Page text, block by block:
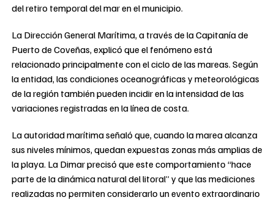
del retiro temporal del mar en el municipio.
La Dirección General Marítima, a través de la Capitanía de
Puerto de Coveñas, explicó que el fenómeno está
relacionado principalmente con el ciclo de las mareas. Según
la entidad, las condiciones oceanográficas y meteorológicas
de la región también pueden incidir en la intensidad de las
variaciones registradas en la línea de costa.
La autoridad marítima señaló que, cuando la marea alcanza
sus niveles mínimos, quedan expuestas zonas más amplias de
la playa. La Dimar precisó que este comportamiento “hace
parte de la dinámica natural del litoral” y que las mediciones
realizadas no permiten considerarlo un evento extraordinario